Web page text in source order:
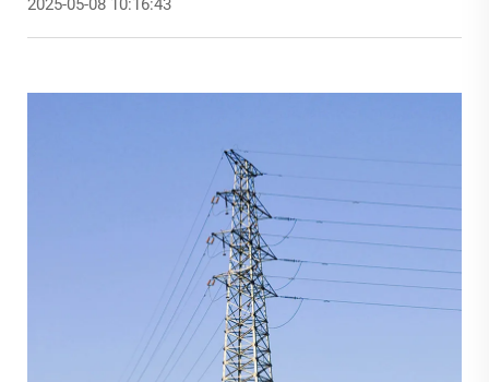
2025-05-08 10:16:43